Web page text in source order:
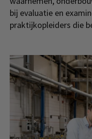
bij evaluatie en
praktijkopleiders die